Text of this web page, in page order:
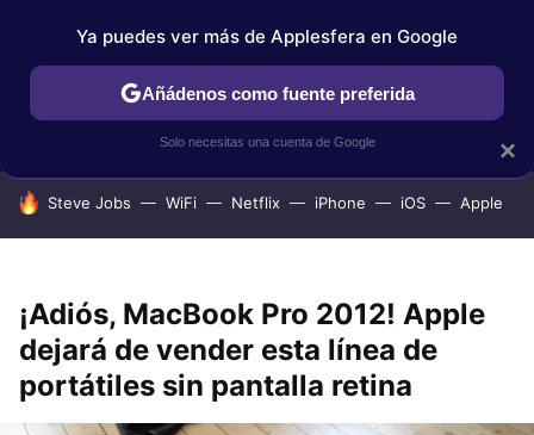
IPHONE TUTORIALES APPLESFERA SELECCIÓN
HOY SE HABLA DE
Steve Jobs WiFi Netflix iPhone iOS Apple
¡Adiós, MacBook Pro 2012! Apple
dejará de vender esta línea de
portátiles sin pantalla retina
×
Ya puedes ver más de Applesfera en Google
Añádenos como fuente preferida
Solo necesitas una cuenta de Google